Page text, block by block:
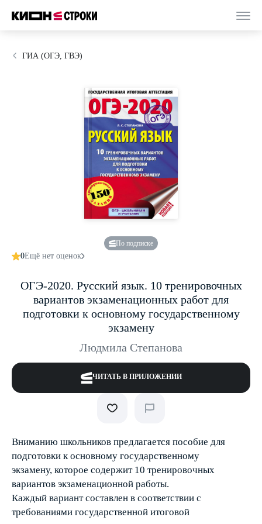
ГИА (ОГЭ, ГВЭ)
По подписке
0Ещё нет оценок
ОГЭ-2020. Русский язык. 10 тренировочных
вариантов экзаменационных работ для
подготовки к основному государственному
экзамену
Людмила Степанова
ЧИТАТЬ В ПРИЛОЖЕНИИ
Вниманию школьников предлагается пособие для
подготовки к основному государственному
экзамену, которое содержит 10 тренировочных
вариантов экзаменационной работы.
Каждый вариант составлен в соответствии с
требованиями государственной итоговой